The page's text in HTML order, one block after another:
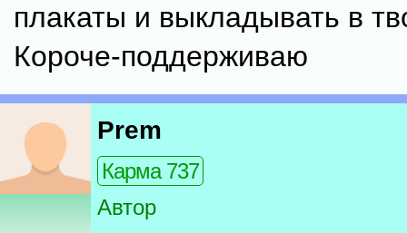
плакаты и выкладывать в
Короче-поддерживаю
Prem
Карма 737
Автор